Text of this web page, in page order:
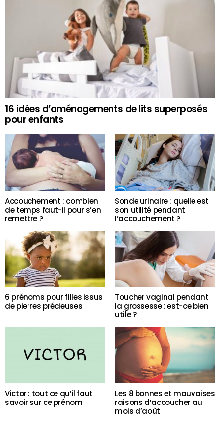
16 idées d’aménagements de lits superposés
pour enfants
Accouchement : combien
de temps faut-il pour s’en
remettre ?
Sonde urinaire : quelle est
son utilité pendant
l’accouchement ?
6 prénoms pour filles issus
de pierres précieuses
Toucher vaginal pendant
la grossesse : est-ce bien
utile ?
Victor : tout ce qu’il faut
savoir sur ce prénom
Les 8 bonnes et mauvaises
raisons d’accoucher au
mois d’août